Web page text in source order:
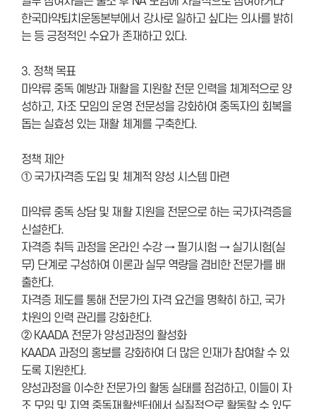
한국마약퇴치운동본부에서 강사로 일하고 싶다는 의사를 밝히
는 등 긍정적인 수요가 존재하고 있다.
3. 정책 목표
마약류 중독 예방과 재활을 지원할 전문 인력을 체계적으로 양
성하고, 자조 모임의 운영 전문성을 강화하여 중독자의 회복을
돕는 실효성 있는 재활 체계를 구축한다.
정책 제안
① 국가자격증 도입 및 체계적 양성 시스템 마련
마약류 중독 상담 및 재활 지원을 전문으로 하는 국가자격증을
신설한다.
자격증 취득 과정을 온라인 수강 → 필기시험 → 실기시험(실
무) 단계로 구성하여 이론과 실무 역량을 겸비한 전문가를 배
출한다.
자격증 제도를 통해 전문가의 자격 요건을 명확히 하고, 국가
차원의 인력 관리를 강화한다.
② KAADA 전문가 양성과정의 활성화
KAADA 과정의 홍보를 강화하여 더 많은 인재가 참여할 수 있
도록 지원한다.
양성과정을 이수한 전문가의 활동 실태를 점검하고, 이들이 자
조 모임 및 지역 중독재활센터에서 실질적으로 활동할 수 있도